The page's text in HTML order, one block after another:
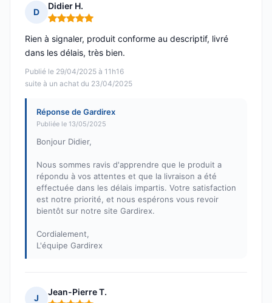
D
Didier H.
Note : 5 sur 5
Publié le 29/04/2025 à 11h16
suite à un achat du 23/04/2025
Rien à signaler, produit conforme au descriptif, livré
dans les délais, très bien.
Réponse de Gardirex
Publiée le 13/05/2025
Bonjour Didier,
Nous sommes ravis d'apprendre que le produit a
répondu à vos attentes et que la livraison a été
effectuée dans les délais impartis. Votre satisfaction
est notre priorité, et nous espérons vous revoir
bientôt sur notre site Gardirex.
Cordialement,
L'équipe Gardirex
J
Jean-Pierre T.